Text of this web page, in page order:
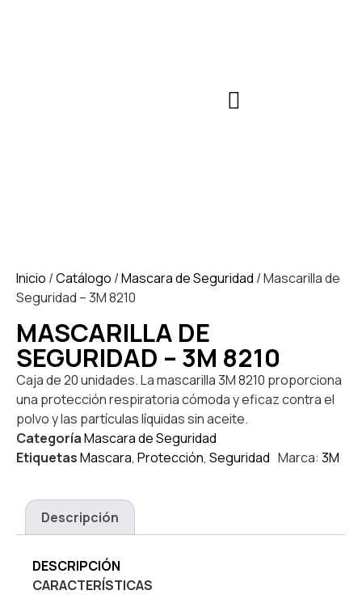
Inicio /Catálogo /Mascara de Seguridad / Mascarilla de
Seguridad – 3M 8210
MASCARILLA DE
SEGURIDAD – 3M 8210
Caja de 20 unidades. La mascarilla 3M 8210 proporciona
una protección respiratoria cómoda y eficaz contra el
polvo y las partículas líquidas sin aceite.
CategoríaMascara de Seguridad
EtiquetasMascara, Protección, Seguridad Marca: 3M
Descripción
DESCRIPCIÓN
CARACTERÍSTICAS